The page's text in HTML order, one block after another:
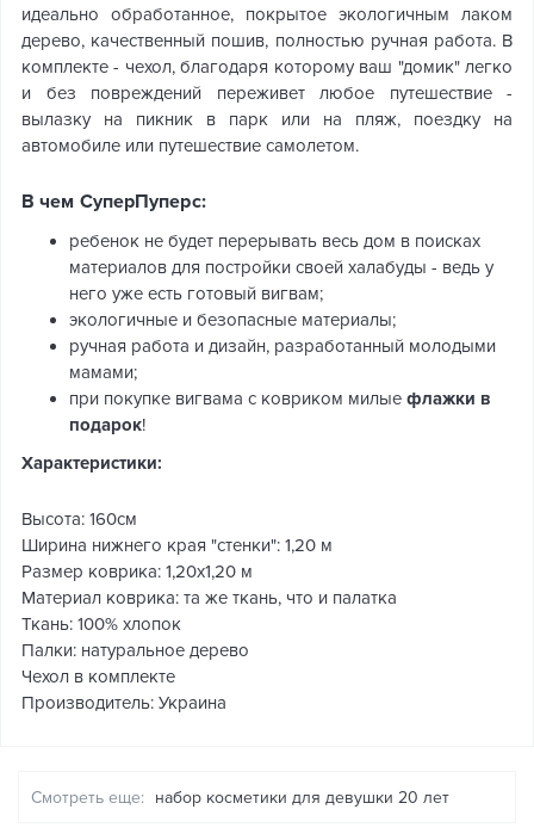
идеально обработанное, покрытое экологичным лаком
дерево, качественный пошив, полностью ручная работа. В
комплекте - чехол, благодаря которому ваш "домик" легко
и без повреждений переживет любое путешествие -
вылазку на пикник в парк или на пляж, поездку на
автомобиле или путешествие самолетом.
В чем СуперПуперс:
ребенок не будет перерывать весь дом в поисках
материалов для постройки своей халабуды - ведь у
него уже есть готовый вигвам;
экологичные и безопасные материалы;
ручная работа и дизайн, разработанный молодыми
мамами;
при покупке вигвама с ковриком милые флажки в
подарок!
Характеристики:
Высота: 160см
Ширина нижнего края "стенки": 1,20 м
Размер коврика: 1,20х1,20 м
Материал коврика: та же ткань, что и палатка
Ткань: 100% хлопок
Палки: натуральное дерево
Чехол в комплекте
Производитель: Украина
Смотреть еще: набор косметики для девушки 20 лет